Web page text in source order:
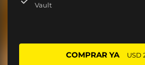
Vault
COMPRAR YA USD